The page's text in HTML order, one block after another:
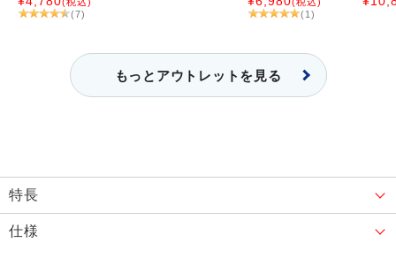
(7)
(1)
もっとアウトレットを見る
特長
仕様